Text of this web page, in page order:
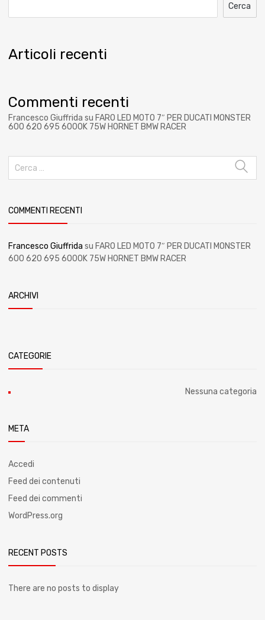
Cerca
Articoli recenti
Commenti recenti
Francesco Giuffrida su FARO LED MOTO 7″ PER DUCATI MONSTER
600 620 695 6000K 75W HORNET BMW RACER
COMMENTI RECENTI
Francesco Giuffrida su FARO LED MOTO 7″ PER DUCATI MONSTER
600 620 695 6000K 75W HORNET BMW RACER
ARCHIVI
CATEGORIE
Nessuna categoria
META
Accedi
Feed dei contenuti
Feed dei commenti
WordPress.org
RECENT POSTS
There are no posts to display